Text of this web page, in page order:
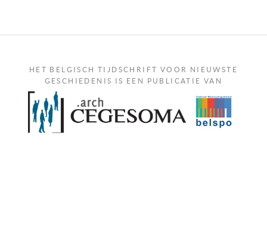
HET BELGISCH TIJDSCHRIFT VOOR NIEUWSTE
GESCHIEDENIS IS EEN PUBLICATIE VAN